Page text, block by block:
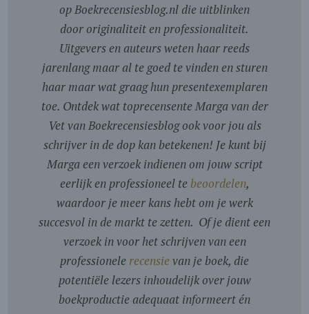
op Boekrecensiesblog.nl die uitblinken
door originaliteit en professionaliteit.
Uitgevers en auteurs weten haar reeds
jarenlang maar al te goed te vinden en sturen
haar maar wat graag hun presentexemplaren
toe. Ontdek wat toprecensente Marga van der
Vet van Boekrecensiesblog ook voor jou als
schrijver in de dop kan betekenen! Je kunt bij
Marga een verzoek indienen om jouw script
eerlijk en professioneel te beoordelen,
waardoor je meer kans hebt om je werk
succesvol in de markt te zetten. Of je dient een
verzoek in voor het schrijven van een
professionele recensievan je boek, die
potentiële lezers inhoudelijk over jouw
boekproductie adequaat informeert én